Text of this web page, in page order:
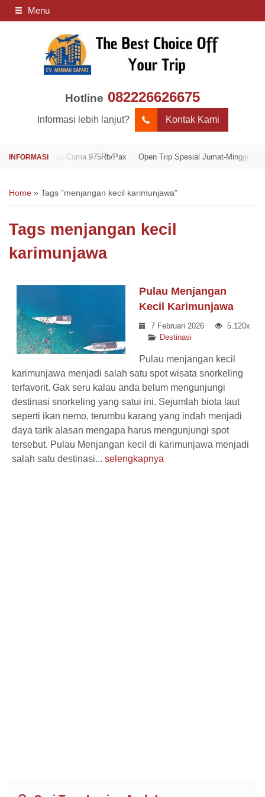
Menu
Hotline 082226626675
Informasi lebih lanjut? Kontak Kami
Minggu Cuma 975Rb/Pax Open Trip Spesial Jumat-Minggu Cuma
Home » Tags "menjangan kecil karimunjawa"
Tags menjangan kecil
karimunjawa
Pulau Menjangan
Kecil Karimunjawa
7 Februari 2026
5.120x
Destinasi
Pulau menjangan kecil
karimunjawa menjadi salah satu spot wisata snorkeling
terfavorit. Gak seru kalau anda belum mengunjungi
destinasi snorkeling yang satui ini. Sejumlah biota laut
seperti ikan nemo, terumbu karang yang indah menjadi
daya tarik alasan mengapa harus mengunjungi spot
tersebut. Pulau Menjangan kecil di karimunjawa menjadi
salah satu destinasi... selengkapnya